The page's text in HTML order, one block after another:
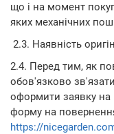
що і на момент
яких механічних
2.3. Наявність
2.4. Перед тим, як
обов'язково
оформити заявку
форму на
https://